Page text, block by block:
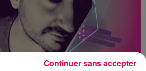
Continuer sans accepter